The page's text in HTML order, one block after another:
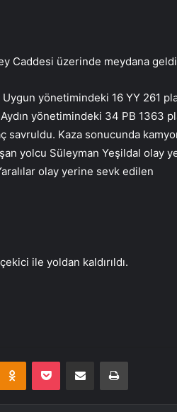
Caddesi üzerinde meydana
yönetimindeki 16 YY 261
yönetimindeki 34 PB 1363
savruldu. Kaza sonucunda
yolcu Süleyman Yeşildal olay
olay yerine sevk edilen
ile yoldan kaldırıldı.
Odnoklassniki
Pocket E-Posta ile paylaş Yazdır